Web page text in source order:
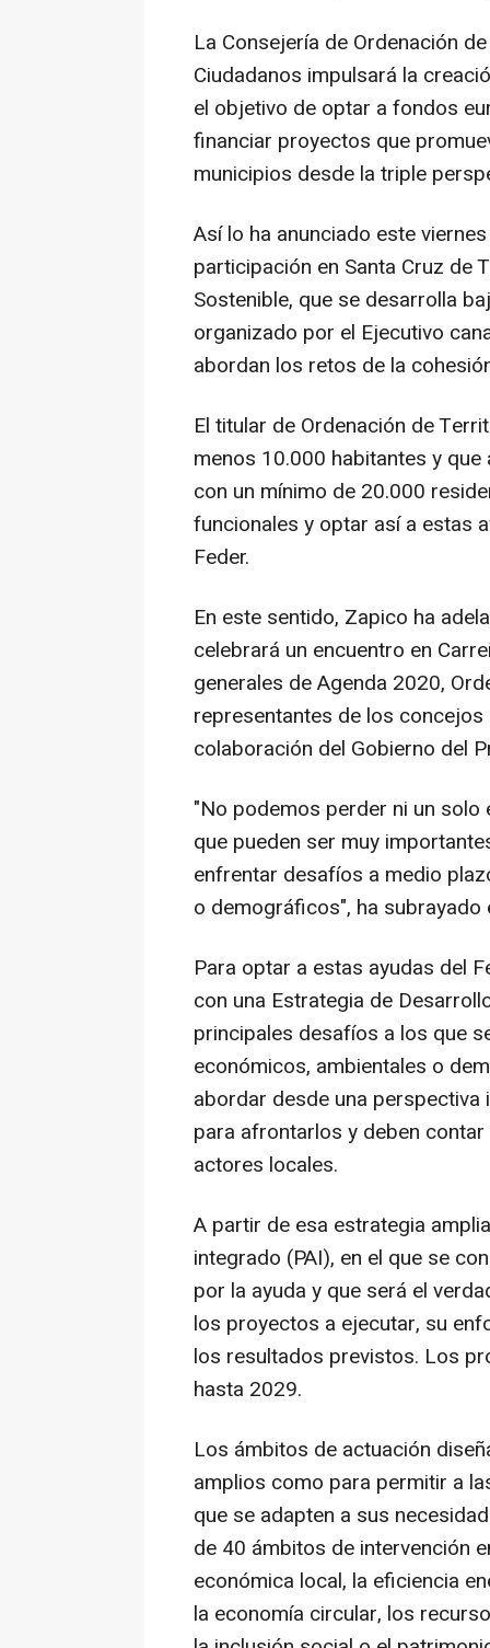
La Consejería de Ordenación
Ciudadanos impulsará la
el objetivo de optar a fondos
financiar proyectos que
municipios desde la triple
Así lo ha anunciado este
participación en Santa Cruz de
Sostenible, que se desarrolla
organizado por el Ejecutivo
abordan los retos de la
El titular de Ordenación de
menos 10.000 habitantes y
con un mínimo de 20.000
funcionales y optar así a estas
Feder.
En este sentido, Zapico ha
celebrará un encuentro en
generales de Agenda 2020,
representantes de los
colaboración del Gobierno del
"No podemos perder ni un
que pueden ser muy
enfrentar desafíos a medio
o demográficos", ha subrayado
Para optar a estas ayudas del
con una Estrategia de
principales desafíos a los que
económicos, ambientales o
abordar desde una
para afrontarlos y deben
actores locales.
A partir de esa estrategia
integrado (PAI), en el que se
por la ayuda y que será el
los proyectos a ejecutar, su
los resultados previstos. Los
hasta 2029.
Los ámbitos de actuación
amplios como para permitir a
que se adapten a sus
de 40 ámbitos de intervención
económica local, la eficiencia
la economía circular, los